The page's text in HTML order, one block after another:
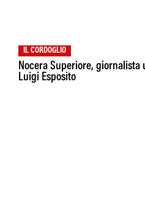
IL CORDOGLIO
Nocera Superiore, giornalista
Luigi Esposito